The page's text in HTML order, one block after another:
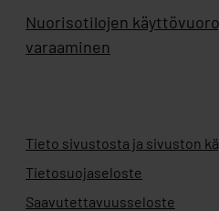
Nuorisotilojen
varaaminen
Tieto sivustosta ja sivuston
Tietosuojaseloste
Saavutettavuusseloste